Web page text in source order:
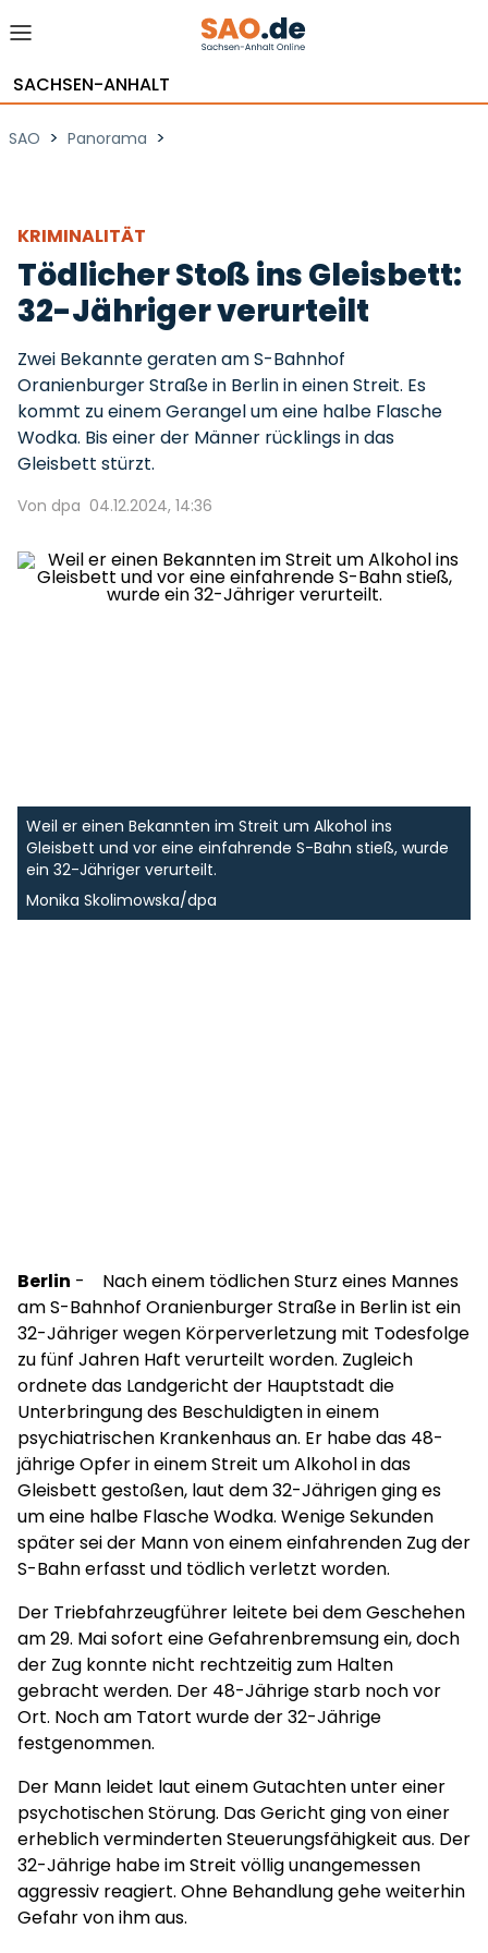
SACHSEN-ANHALT
SAO > Panorama >
KRIMINALITÄT
Tödlicher Stoß ins Gleisbett:
32-Jähriger verurteilt
Zwei Bekannte geraten am S-Bahnhof
Oranienburger Straße in Berlin in einen Streit. Es
kommt zu einem Gerangel um eine halbe Flasche
Wodka. Bis einer der Männer rücklings in das
Gleisbett stürzt.
Von dpa 04.12.2024, 14:36
Weil er einen Bekannten im Streit um Alkohol ins
Gleisbett und vor eine einfahrende S-Bahn stieß, wurde
ein 32-Jähriger verurteilt.
Monika Skolimowska/dpa
Berlin - Nach einem tödlichen Sturz eines Mannes
am S-Bahnhof Oranienburger Straße in Berlin ist ein
32-Jähriger wegen Körperverletzung mit Todesfolge
zu fünf Jahren Haft verurteilt worden. Zugleich
ordnete das Landgericht der Hauptstadt die
Unterbringung des Beschuldigten in einem
psychiatrischen Krankenhaus an. Er habe das 48-
jährige Opfer in einem Streit um Alkohol in das
Gleisbett gestoßen, laut dem 32-Jährigen ging es
um eine halbe Flasche Wodka. Wenige Sekunden
später sei der Mann von einem einfahrenden Zug der
S-Bahn erfasst und tödlich verletzt worden.
Der Triebfahrzeugführer leitete bei dem Geschehen
am 29. Mai sofort eine Gefahrenbremsung ein, doch
der Zug konnte nicht rechtzeitig zum Halten
gebracht werden. Der 48-Jährige starb noch vor
Ort. Noch am Tatort wurde der 32-Jährige
festgenommen.
Der Mann leidet laut einem Gutachten unter einer
psychotischen Störung. Das Gericht ging von einer
erheblich verminderten Steuerungsfähigkeit aus. Der
32-Jährige habe im Streit völlig unangemessen
aggressiv reagiert. Ohne Behandlung gehe weiterhin
Gefahr von ihm aus.